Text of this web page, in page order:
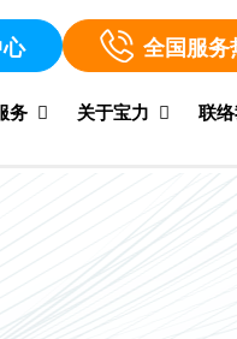
全国服务
务 关于宝力 联